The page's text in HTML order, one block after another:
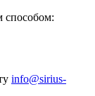
info@sirius-